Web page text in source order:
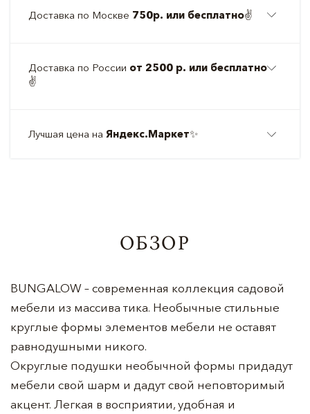
Доставка по Москве 750р. или бесплатно✌️
Доставка по России от 2500 р. или бесплатно
✌️
Лучшая цена на Яндекс.Маркет✨
ОБЗОР
BUNGALOW – современная коллекция садовой
мебели из массива тика. Необычные стильные
круглые формы элементов мебели не оставят
равнодушными никого.
Округлые подушки необычной формы придадут
мебели свой шарм и дадут свой неповторимый
акцент. Легкая в восприятии, удобная и